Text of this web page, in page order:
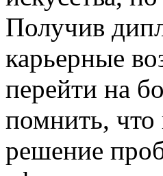
Получив
карьерные
перейти на
помнить,
решение